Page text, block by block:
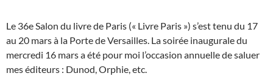
Le 36e Salon du livre de Paris (« Livre Paris ») s’est tenu du 17
au 20 mars à la Porte de Versailles. La soirée inaugurale du
mercredi 16 mars a été pour moi l’occasion annuelle de saluer
mes éditeurs : Dunod, Orphie, etc.